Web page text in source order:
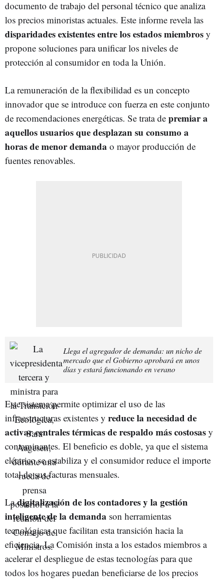
documento de trabajo del personal técnico que analiza
los precios minoristas actuales. Este informe revela las
disparidades existentes entre los estados miembros y
propone soluciones para unificar los niveles de
protección al consumidor en toda la Unión.
La remuneración de la flexibilidad es un concepto
innovador que se introduce con fuerza en este conjunto
de recomendaciones energéticas. Se trata de premiar a
aquellos usuarios que desplazan su consumo a
horas de menor demanda o mayor producción de
fuentes renovables.
Llega el agregador de demanda: un nicho de
mercado que el Gobierno aprobará en unos
días y estará funcionando en verano
Este sistema permite optimizar el uso de las
infraestructuras existentes y reduce la necesidad de
activar centrales térmicas de respaldo más costosas y
contaminantes. El beneficio es doble, ya que el sistema
eléctrico se estabiliza y el consumidor reduce el importe
total de sus facturas mensuales.
Ladigitalización de los contadores y la gestión
inteligente de la demanda son herramientas
tecnológicas que facilitan esta transición hacia la
eficiencia. La Comisión insta a los estados miembros a
acelerar el despliegue de estas tecnologías para que
todos los hogares puedan beneficiarse de los precios